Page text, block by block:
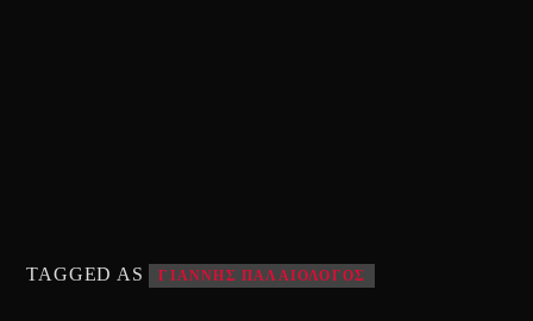
TAGGED AS ΓΙΑΝΝΗΣ ΠΑΛΑΙΟΛΟΓΟΣ